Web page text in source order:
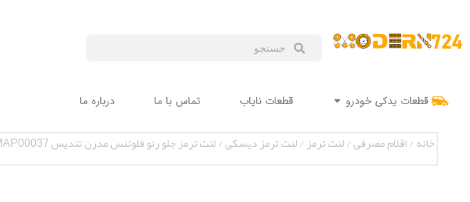
قطعات یدکی خودرو قطعات نایاب تماس با ما درباره ما
خانه/اقلام مصرفی/لنت ترمز/لنت ترمز دیسکی/ لنت ترمز جلو رنو فلوئنس مدرن تندیس MAP00037